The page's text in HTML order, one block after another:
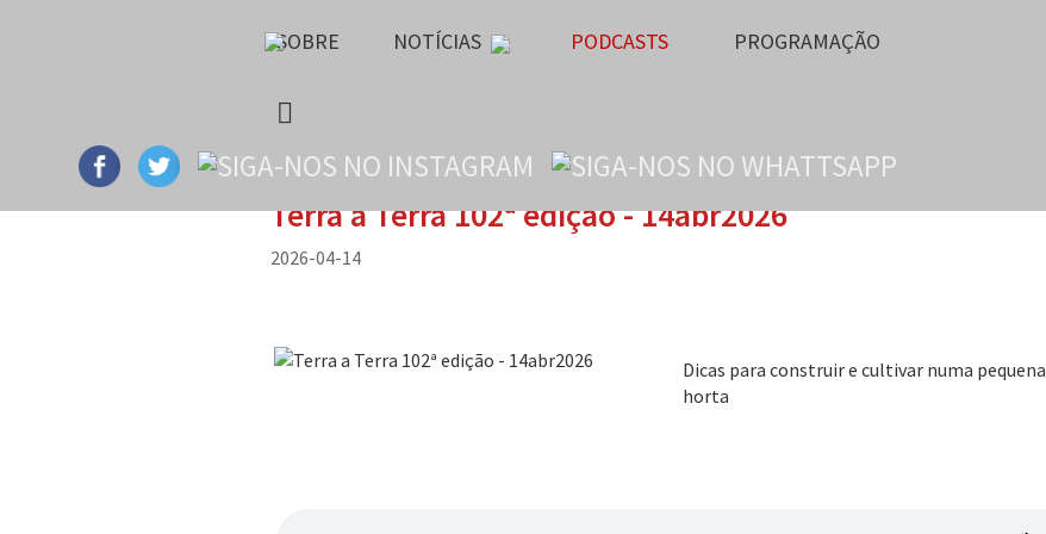
SOBRE NOTÍCIAS PODCASTS PROGRAMAÇÃO
Terra a Terra 102ª edição - 14abr2026
2026-04-14
Dicas para construir e cultivar numa pequena
horta